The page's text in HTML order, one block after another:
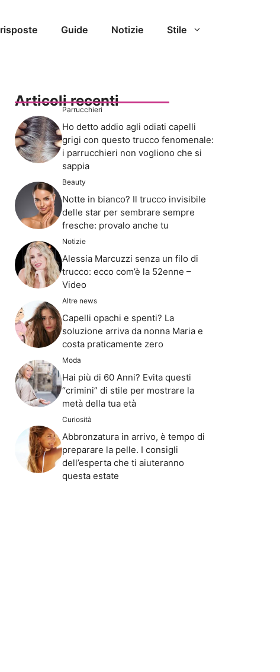
Guide Notizie Stile
Articoli recenti
Parrucchieri
Ho detto addio agli odiati capelli
grigi con questo trucco fenomenale:
i parrucchieri non vogliono che si
sappia
Beauty
Notte in bianco? Il trucco invisibile
delle star per sembrare sempre
fresche: provalo anche tu
Notizie
Alessia Marcuzzi senza un filo di
trucco: ecco com’è la 52enne –
Video
Altre news
Capelli opachi e spenti? La
soluzione arriva da nonna Maria e
costa praticamente zero
Moda
Hai più di 60 Anni? Evita questi
“crimini” di stile per mostrare la
metà della tua età
Curiosità
Abbronzatura in arrivo, è tempo di
preparare la pelle. I consigli
dell’esperta che ti aiuteranno
questa estate